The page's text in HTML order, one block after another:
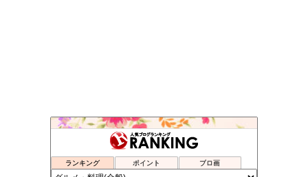
ランキング ポイント ブロ画
楽天市場商品紹介
ネットでショッピングは本当にお得か？
153位 Secret Box of OZ